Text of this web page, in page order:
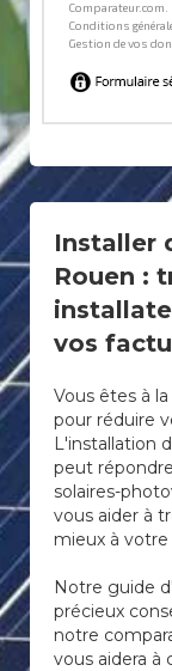
Installer
Rouen :
vos
Vous êtes à
pour réduire
L'installation
peut
solaires-
vous aider à
mieux à votre
Notre guide
précieux
notre
vous aidera à